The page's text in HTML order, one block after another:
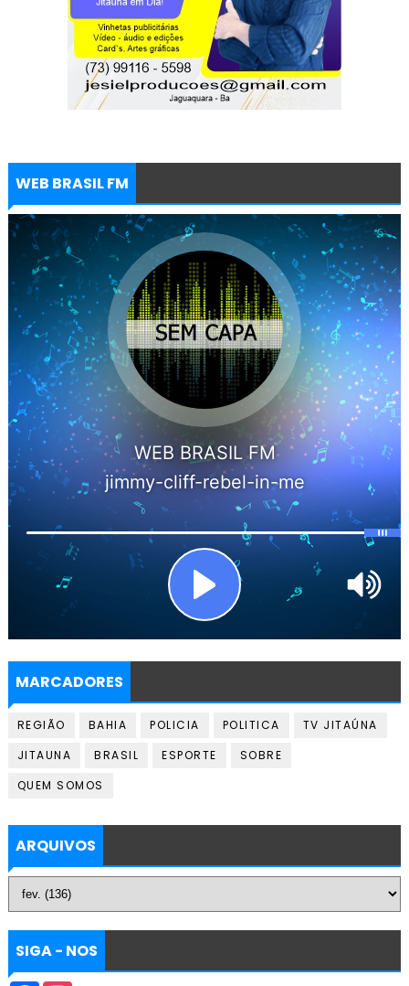
WEB BRASIL FM
MARCADORES
REGIÃO BAHIA POLICIA POLITICA
TV JITAÚNA
JITAUNA
BRASIL ESPORTE
SOBRE
QUEM SOMOS
ARQUIVOS
SIGA - NOS